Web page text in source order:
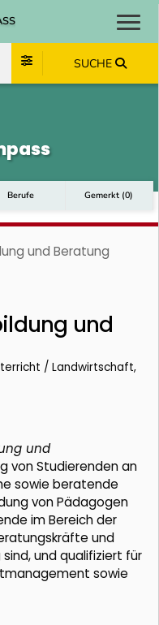
SUCHE
Berufe Gemerkt (0)
und Beratung
und
/ Landwirtschaft,
und
von Studierenden an
sowie beratende
von Pädagogen
im Bereich der
und
und qualifiziert für
sowie